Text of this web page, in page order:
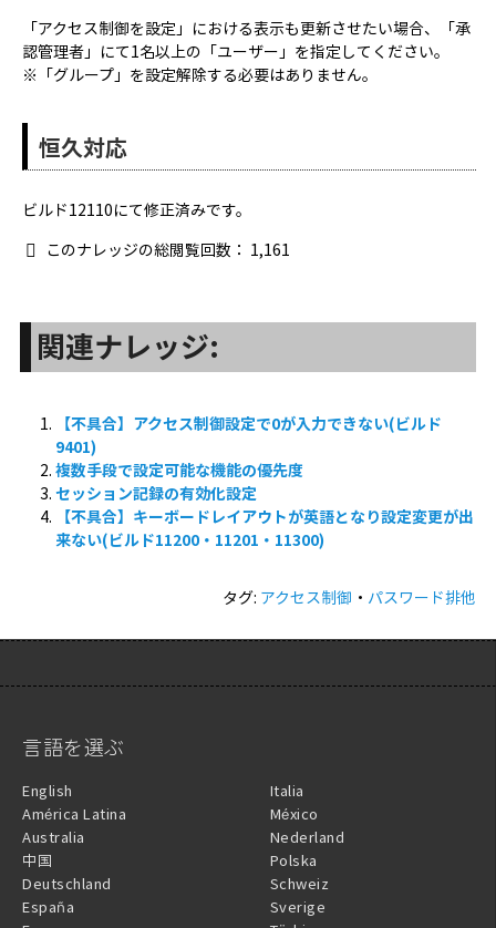
「アクセス制御を設定」における表示も更新させたい場合、「承
認管理者」にて1名以上の「ユーザー」を指定してください。
※「グループ」を設定解除する必要はありません。
恒久対応
ビルド12110にて修正済みです。
このナレッジの総閲覧回数： 1,161
関連ナレッジ:
【不具合】アクセス制御設定で0が入力できない(ビルド
9401)
複数手段で設定可能な機能の優先度
セッション記録の有効化設定
【不具合】キーボードレイアウトが英語となり設定変更が出
来ない(ビルド11200・11201・11300)
タグ: アクセス制御 ・ パスワード排他
言語を選ぶ
English
América Latina
Australia
中国
Deutschland
España
Italia
México
Nederland
Polska
Schweiz
Sverige